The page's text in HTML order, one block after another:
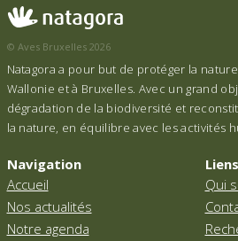
© Aves Bruxelles 2026
Natagora a pour but de protéger la
Wallonie et à Bruxelles. Avec un grand
dégradation de la biodiversité et
la nature, en équilibre avec les activités
Navigation
Accueil
Nos actualités
Notre agenda
Liens
Qui